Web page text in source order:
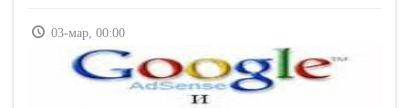
03-мар, 00:00